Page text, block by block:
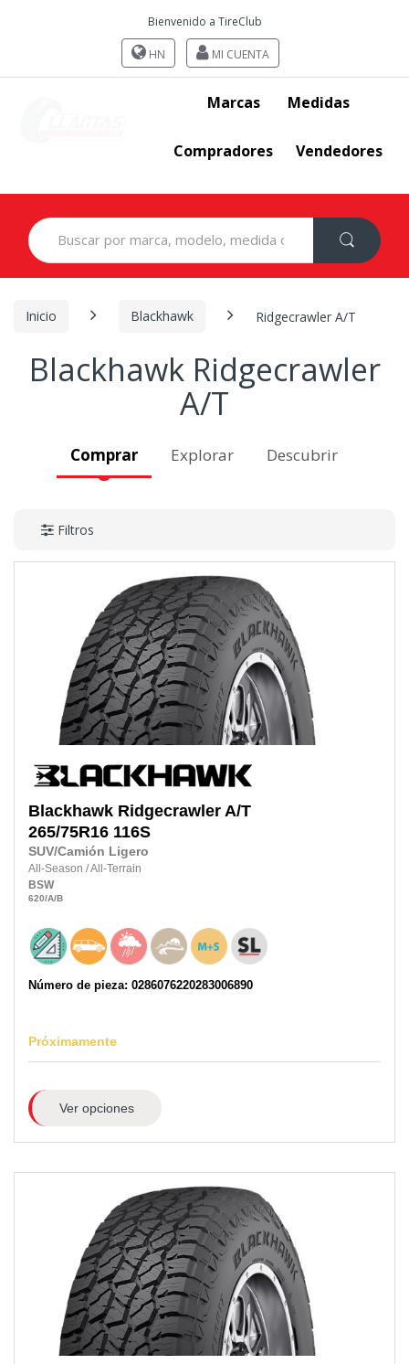
Bienvenido a TireClub
HN MI CUENTA
Marcas Medidas
Compradores Vendedores
Search
for:
Inicio Blackhawk Ridgecrawler A/T
Blackhawk Ridgecrawler
A/T
Comprar Explorar Descubrir
Filtros
Blackhawk Ridgecrawler A/T
265/75R16 116S
SUV/Camión Ligero
All-Season /All-Terrain
BSW
620/A/B
Número de pieza: 0286076220283006890
Próximamente
Ver opciones